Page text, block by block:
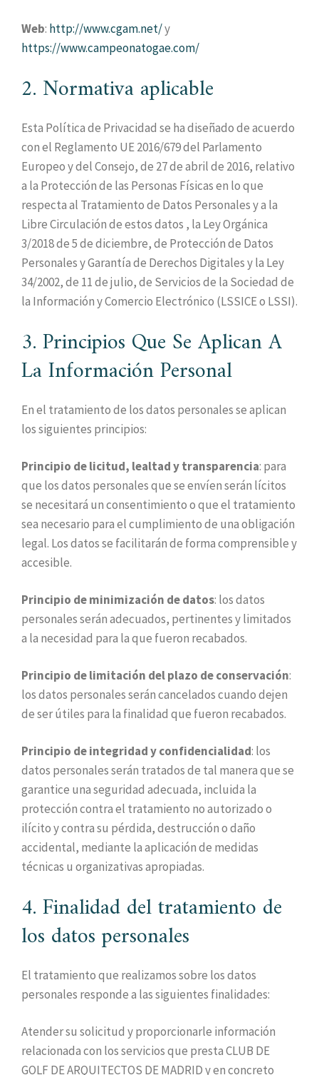
Web: http://www.cgam.net/y
https://www.campeonatogae.com/
2. Normativa aplicable
Esta Política de Privacidad se ha diseñado de acuerdo
con el Reglamento UE 2016/679 del Parlamento
Europeo y del Consejo, de 27 de abril de 2016, relativo
a la Protección de las Personas Físicas en lo que
respecta al Tratamiento de Datos Personales y a la
Libre Circulación de estos datos , la Ley Orgánica
3/2018 de 5 de diciembre, de Protección de Datos
Personales y Garantía de Derechos Digitales y la Ley
34/2002, de 11 de julio, de Servicios de la Sociedad de
la Información y Comercio Electrónico (LSSICE o LSSI).
3. Principios Que Se Aplican A
La Información Personal
En el tratamiento de los datos personales se aplican
los siguientes principios:
Principio de licitud, lealtad y transparencia: para
que los datos personales que se envíen serán lícitos
se necesitará un consentimiento o que el tratamiento
sea necesario para el cumplimiento de una obligación
legal. Los datos se facilitarán de forma comprensible y
accesible.
Principio de minimización de datos: los datos
personales serán adecuados, pertinentes y limitados
a la necesidad para la que fueron recabados.
Principio de limitación del plazo de conservación:
los datos personales serán cancelados cuando dejen
de ser útiles para la finalidad que fueron recabados.
Principio de integridad y confidencialidad: los
datos personales serán tratados de tal manera que se
garantice una seguridad adecuada, incluida la
protección contra el tratamiento no autorizado o
ilícito y contra su pérdida, destrucción o daño
accidental, mediante la aplicación de medidas
técnicas u organizativas apropiadas.
4. Finalidad del tratamiento de
los datos personales
El tratamiento que realizamos sobre los datos
personales responde a las siguientes finalidades:
Atender su solicitud y proporcionarle información
relacionada con los servicios que presta CLUB DE
GOLF DE ARQUITECTOS DE MADRID y en concreto